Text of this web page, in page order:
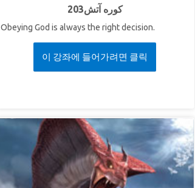
203کوره آتش
Obeying God is always the right decision.
이 강좌에 들어가려면 클릭